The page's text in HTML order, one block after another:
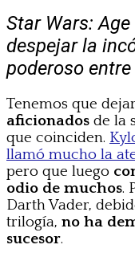
Star Wars:
despejar la
poderoso
Tenemos que dejar
aficionados de la
que coinciden.
llamó mucho la
pero que luego
odio de muchos.
Darth Vader,
trilogía, no ha
sucesor.